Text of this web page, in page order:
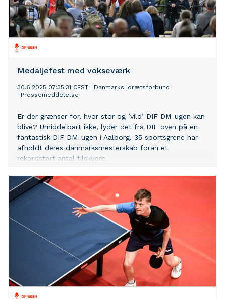
Medaljefest med vokseværk
30.6.2025 07:35:31 CEST
Danmarks Idrætsforbund
Pressemeddelelse
Er der grænser for, hvor stor og ’vild’ DIF DM-ugen kan
blive? Umiddelbart ikke, lyder det fra DIF oven på en
fantastisk DIF DM-ugen i Aalborg. 35 sportsgrene har
afholdt deres danmarksmesterskab foran et
rekordstort antal tilskuere.